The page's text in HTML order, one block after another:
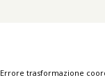
Errore trasformazione